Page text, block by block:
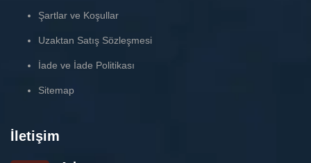
Şartlar ve Koşullar
Uzaktan Satış Sözleşmesi
İade ve İade Politikası
Sitemap
İletişim